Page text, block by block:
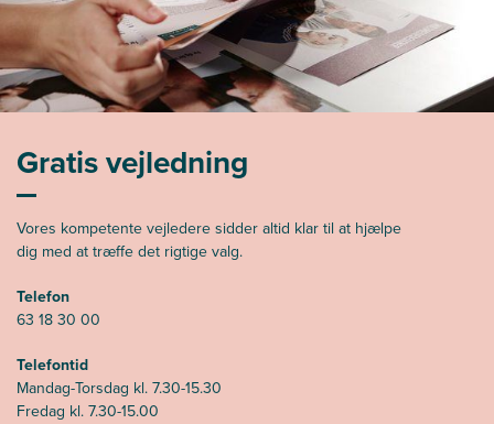
Gratis vejledning
Vores kompetente vejledere sidder altid klar til at hjælpe
dig med at træffe det rigtige valg.
Telefon
63 18 30 00
Telefontid
Mandag-Torsdag kl. 7.30-15.30
Fredag kl. 7.30-15.00